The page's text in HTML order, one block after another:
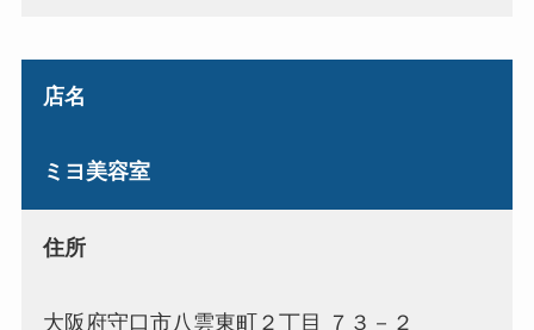
店名
ミヨ美容室
住所
大阪府守口市八雲東町２丁目 ７３－２